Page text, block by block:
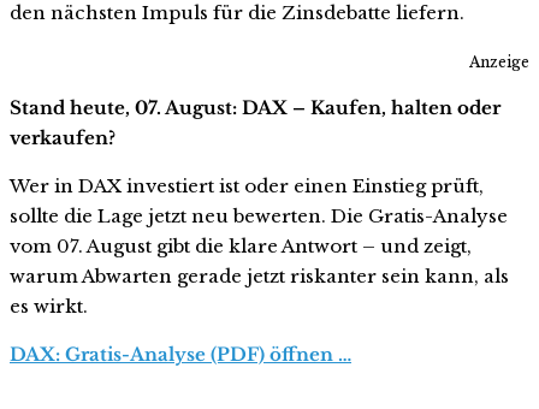
den nächsten Impuls für die Zinsdebatte liefern.
Anzeige
Stand heute, 07. August: DAX – Kaufen, halten oder
verkaufen?
Wer in DAX investiert ist oder einen Einstieg prüft,
sollte die Lage jetzt neu bewerten. Die Gratis-Analyse
vom 07. August gibt die klare Antwort – und zeigt,
warum Abwarten gerade jetzt riskanter sein kann, als
es wirkt.
DAX: Gratis-Analyse (PDF) öffnen …